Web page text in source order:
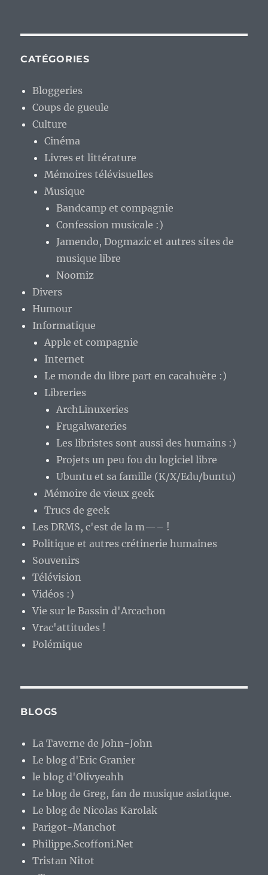
CATÉGORIES
Bloggeries
Coups de gueule
Culture
Cinéma
Livres et littérature
Mémoires télévisuelles
Musique
Bandcamp et compagnie
Confession musicale :)
Jamendo, Dogmazic et autres sites de
musique libre
Noomiz
Divers
Humour
Informatique
Apple et compagnie
Internet
Le monde du libre part en cacahuète :)
Libreries
ArchLinuxeries
Frugalwareries
Les libristes sont aussi des humains :)
Projets un peu fou du logiciel libre
Ubuntu et sa famille (K/X/Edu/buntu)
Mémoire de vieux geek
Trucs de geek
Les DRMS, c'est de la m—– !
Politique et autres crétinerie humaines
Souvenirs
Télévision
Vidéos :)
Vie sur le Bassin d'Arcachon
Vrac'attitudes !
Polémique
BLOGS
La Taverne de John-John
Le blog d'Eric Granier
le blog d'Olivyeahh
Le blog de Greg, fan de musique asiatique.
Le blog de Nicolas Karolak
Parigot-Manchot
Philippe.Scoffoni.Net
Tristan Nitot